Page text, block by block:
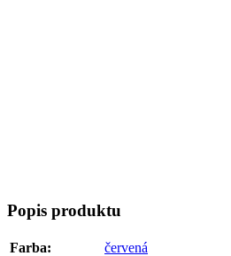
Popis produktu
Farba:
červená